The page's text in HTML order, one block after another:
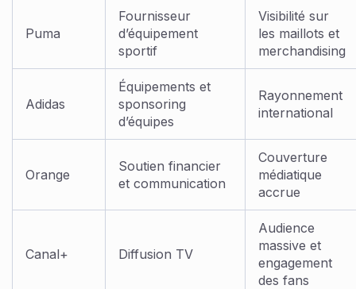
Puma
Fournisseur
d’équipement
sportif
Visibilité sur
les maillots et
merchandising
Adidas
Équipements et
sponsoring
d’équipes
Rayonnement
international
Orange
Soutien financier
et communication
Couverture
médiatique
accrue
Canal+ Diffusion TV
Audience
massive et
engagement
des fans